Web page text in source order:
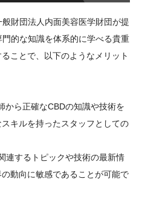
財団法人内面美容医学財団が提
的な知識を体系的に学べる貴重
ことで、以下のようなメリット
から正確なCBDの知識や技術を
キルを持ったスタッフとしての
連するトピックや技術の最新情
動向に敏感であることが可能で